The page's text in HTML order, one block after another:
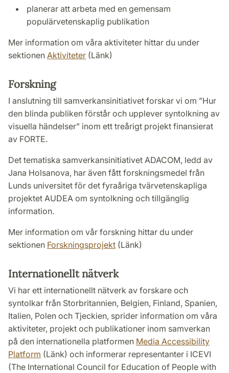
planerar att arbeta med en gemensam
populärvetenskaplig publikation
Mer information om våra aktiviteter hittar du under
sektionen Aktiviteter (Länk)
Forskning
I anslutning till samverkansinitiativet forskar vi om ”Hur
den blinda publiken förstår och upplever syntolkning av
visuella händelser” inom ett treårigt projekt finansierat
av FORTE.
Det tematiska samverkansinitiativet ADACOM, ledd av
Jana Holsanova, har även fått forskningsmedel från
Lunds universitet för det fyraåriga tvärvetenskapliga
projektet AUDEA om syntolkning och tillgänglig
information.
Mer information om vår forskning hittar du under
sektionen Forskningsprojekt (Länk)
Internationellt nätverk
Vi har ett internationellt nätverk av forskare och
syntolkar från Storbritannien, Belgien, Finland, Spanien,
Italien, Polen och Tjeckien, sprider information om våra
aktiviteter, projekt och publikationer inom samverkan
på den internationella platformen Media Accessibility
Platform (Länk) och informerar representanter i ICEVI
(The International Council for Education of People with